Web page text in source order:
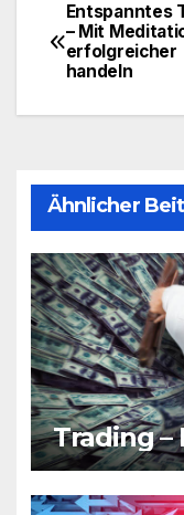
Entspanntes
– Mit
erfolgreicher
handeln
Ähnlicher
Trading –